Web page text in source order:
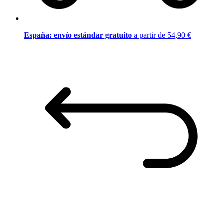
España: envío estándar gratuito a partir de 54,90 €